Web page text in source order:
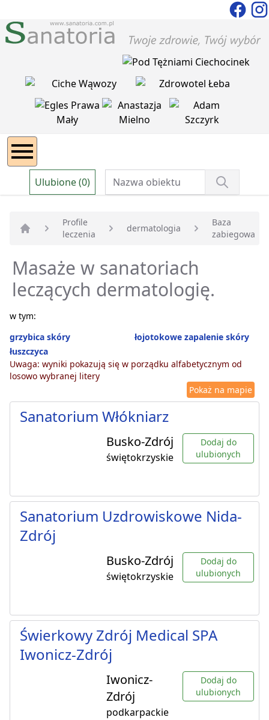
Ulubione (0)
Strona główna
Profile
leczenia
dermatologia
Baza
zabiegowa
Masaże w sanatoriach
leczących dermatologię.
w tym:
grzybica skóry
łojotokowe zapalenie skóry
łuszczyca
Uwaga: wyniki pokazują się w porządku alfabetycznym od
losowo wybranej litery
Pokaż na mapie
Sanatorium Włókniarz
Busko-Zdrój
świętokrzyskie
Dodaj do
ulubionych
Sanatorium Uzdrowiskowe Nida-
Zdrój
Busko-Zdrój
świętokrzyskie
Dodaj do
ulubionych
Świerkowy Zdrój Medical SPA
Iwonicz-Zdrój
Iwonicz-
Zdrój
podkarpackie
Dodaj do
ulubionych